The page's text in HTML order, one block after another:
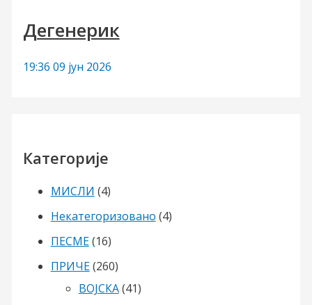
Дегенерик
19:36 09 јун 2026
Категорије
МИСЛИ (4)
Некатегоризовано (4)
ПЕСМЕ(16)
ПРИЧЕ(260)
ВОЈСКА(41)